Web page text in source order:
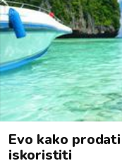
Evo kako
iskoristiti